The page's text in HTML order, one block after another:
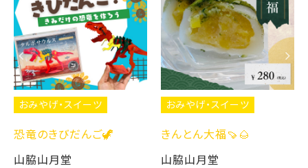
おみやげ・スイーツ
恐竜のきびだんご🦖
山脇山月堂
おみやげ・スイーツ
きんとん大福🍠🌰
山脇山月堂